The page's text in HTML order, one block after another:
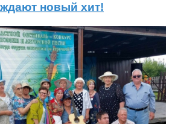
новый хит!